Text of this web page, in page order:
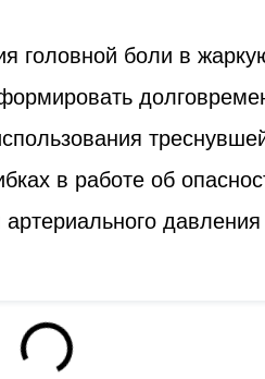
головной боли в
в работе об